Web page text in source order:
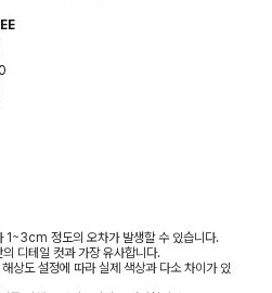
1~3cm 정도의 오차가 발생할 수 있습니다.
디테일 컷과 가장 유사합니다.
상도 설정에 따라 실제 색상과 다소 차이가 있